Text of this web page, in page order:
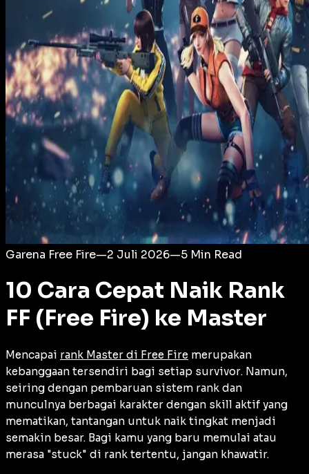
Garena Free Fire—2 Juli 2026—5 Min Read
10 Cara Cepat Naik Rank
FF (Free Fire) ke Master
Mencapai rank Master di Free Fire merupakan
kebanggaan tersendiri bagi setiap survivor. Namun,
seiring dengan pembaruan sistem rank dan
munculnya berbagai karakter dengan skill aktif yang
mematikan, tantangan untuk naik tingkat menjadi
semakin besar. Bagi kamu yang baru memulai atau
merasa "stuck" di rank tertentu, jangan khawatir.